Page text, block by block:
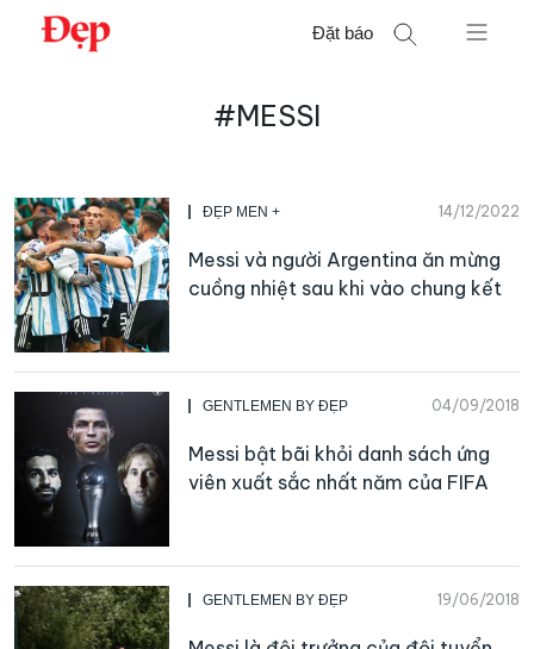
Chuyển
Đặt báo
#MESSI
ĐẸP MEN + 14/12/2022
Messi và người Argentina ăn mừng
cuồng nhiệt sau khi vào chung kết
GENTLEMEN BY ĐẸP 04/09/2018
Messi bật bãi khỏi danh sách ứng
viên xuất sắc nhất năm của FIFA
GENTLEMEN BY ĐẸP 19/06/2018